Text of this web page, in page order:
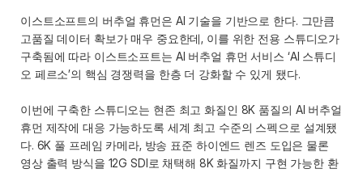
이스트소프트의 버추얼 휴먼은 AI 기술을 기반으로 한다. 그만큼
고품질 데이터 확보가 매우 중요한데, 이를 위한 전용 스튜디오가
구축됨에 따라 이스트소프트는 AI 버추얼 휴먼 서비스 ‘AI 스튜디
오 페르소’의 핵심 경쟁력을 한층 더 강화할 수 있게 됐다.
이번에 구축한 스튜디오는 현존 최고 화질인 8K 품질의 AI 버추얼
휴먼 제작에 대응 가능하도록 세계 최고 수준의 스펙으로 설계됐
다. 6K 풀 프레임 카메라, 방송 표준 하이엔드 렌즈 도입은 물론
영상 출력 방식을 12G SDI로 채택해 8K 화질까지 구현 가능한 환